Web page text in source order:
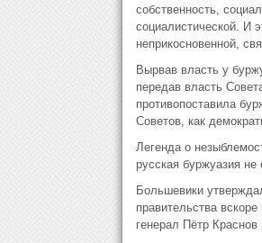
собственность,
социалистической. И
неприкосновенной,
Вырвав власть у
передав власть
противопоставила
Советов, как
Легенда о
русская буржуазия
Большевики
правительства
генерал Пётр